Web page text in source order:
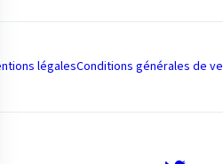
légalesConditions générales de